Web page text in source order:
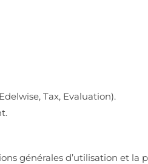
Tax, Evaluation).
générales d’utilisation et